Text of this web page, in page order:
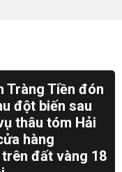
Tràng Tiền đón
đột biến sau
thâu tóm Hải
hàng
đất vàng 18